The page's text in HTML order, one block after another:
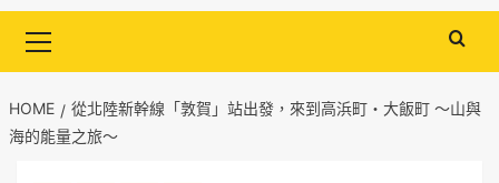
Menu
HOME
從北陸新幹線「敦賀」站出發，來到高浜町・大飯町 ～山與
海的能量之旅～